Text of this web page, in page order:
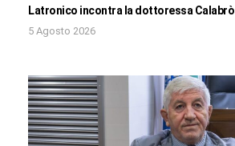
Latronico incontra la dottoressa Calabrò
5 Agosto 2026